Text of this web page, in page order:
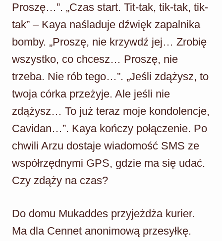
Proszę…”. „Czas start. Tit-tak, tik-tak, tik-
tak” – Kaya naśladuje dźwięk zapalnika
bomby. „Proszę, nie krzywdź jej… Zrobię
wszystko, co chcesz… Proszę, nie
trzeba. Nie rób tego…”. „Jeśli zdążysz, to
twoja córka przeżyje. Ale jeśli nie
zdążysz… To już teraz moje kondolencje,
Cavidan…”. Kaya kończy połączenie. Po
chwili Arzu dostaje wiadomość SMS ze
współrzędnymi GPS, gdzie ma się udać.
Czy zdąży na czas?
Do domu Mukaddes przyjeżdża kurier.
Ma dla Cennet anonimową przesyłkę.